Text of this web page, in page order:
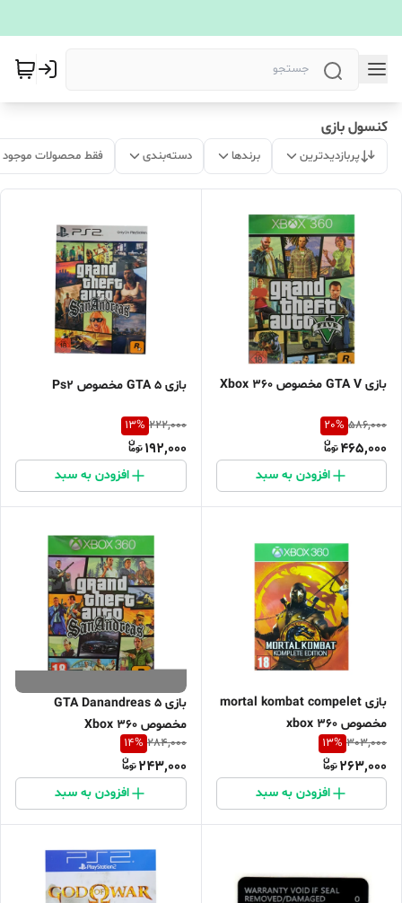
کنسول بازی
پربازدیدترین برندها دسته‌بندی فقط محصولات موجود
بازی GTA V مخصوص Xbox 360
586,000
20%
465,000
افزودن به سبد
بازی GTA 5 مخصوص Ps2
222,000
13%
192,000
افزودن به سبد
بازی mortal kombat compelet
مخصوص xbox 360
303,000
13%
263,000
افزودن به سبد
بازی GTA Danandreas 5
مخصوص Xbox 360
284,000
14%
243,000
افزودن به سبد